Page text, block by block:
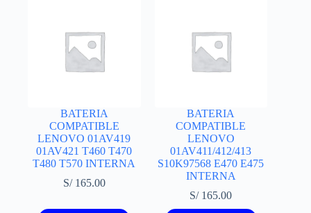
BATERIA
COMPATIBLE
LENOVO 01AV419
01AV421 T460 T470
T480 T570 INTERNA
S/165.00
BATERIA
COMPATIBLE
LENOVO
01AV411/412/413
S10K97568 E470 E475
INTERNA
S/165.00